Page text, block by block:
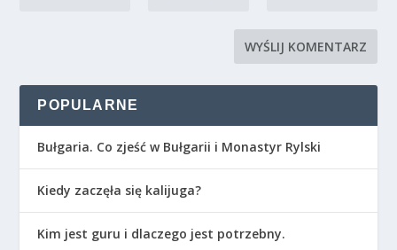
POPULARNE
Bułgaria. Co zjeść w Bułgarii i Monastyr Rylski
Kiedy zaczęła się kalijuga?
Kim jest guru i dlaczego jest potrzebny.